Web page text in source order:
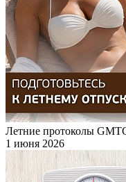
Летние протоколы
1 июня 2026